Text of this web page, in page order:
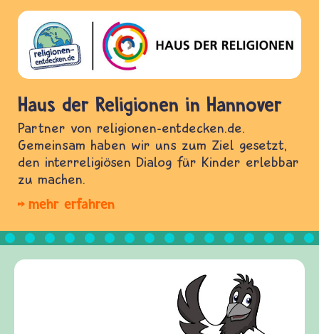
Haus der Religionen in Hannover
Partner von religionen-entdecken.de.
Gemeinsam haben wir uns zum Ziel gesetzt,
den interreligiösen Dialog für Kinder erlebbar
zu machen.
mehr erfahren